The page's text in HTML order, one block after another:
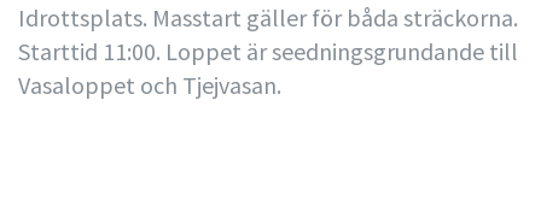
Idrottsplats. Masstart gäller för båda sträckorna.
Starttid 11:00. Loppet är seedningsgrundande till
Vasaloppet och Tjejvasan.